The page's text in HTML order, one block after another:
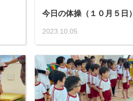
今日の体操（１０月５日）
2023.10.05